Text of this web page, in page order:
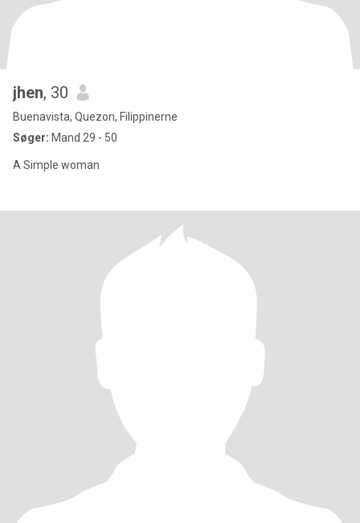
jhen, 30
Buenavista, Quezon, Filippinerne
Søger: Mand 29 - 50
A Simple woman